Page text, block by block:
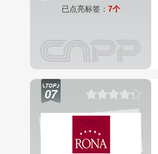
已点亮标签： 7个
07